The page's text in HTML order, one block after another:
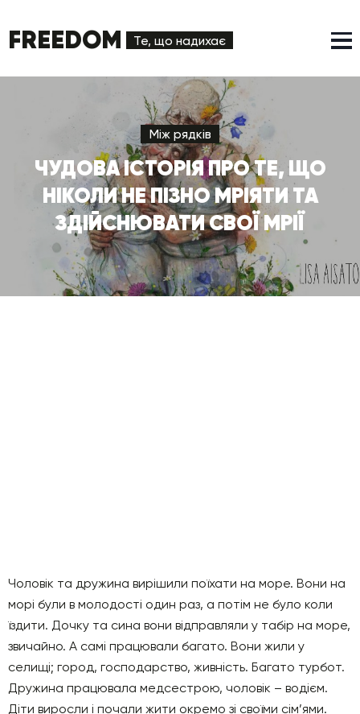
FREEDOM Те, що надихає
Між рядків
ЧУДОВА ІСТОРІЯ ПРО ТЕ, ЩО
НІКОЛИ НЕ ПІЗНО МРІЯТИ ТА
ЗДІЙСНЮВАТИ СВОЇ МРІЇ
Чоловік та дружина вирішили поїхати на море. Вони на
морі були в молодості один раз, а потім не було коли
їздити. Дочку та сина вони відправляли у табір на море,
звичайно. А самі працювали багато. Вони жили у
селищі; город, господарство, живність. Багато турбот.
Дружина працювала медсестрою, чоловік – водієм.
Діти виросли і почали жити окремо зі своїми сім’ями.